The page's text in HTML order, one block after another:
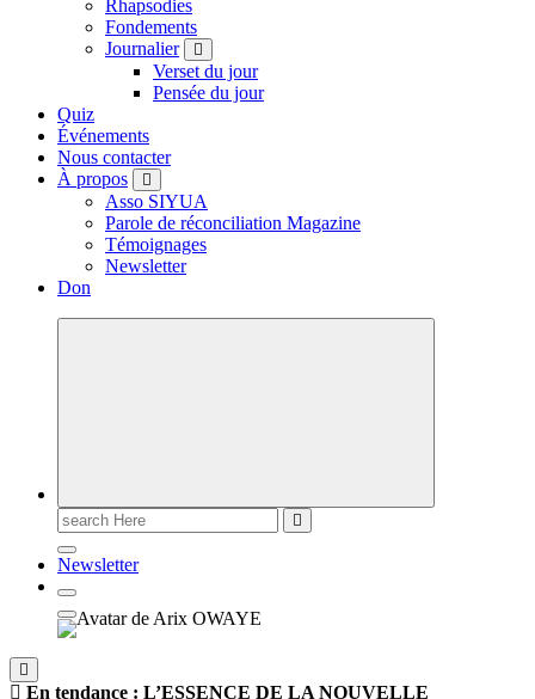
Rhapsodies
Fondements
Journalier
Verset du jour
Pensée du jour
Quiz
Événements
Nous contacter
À propos
Asso SIYUA
Parole de réconciliation Magazine
Témoignages
Newsletter
Don
Newsletter
En tendance : L’ESSENCE DE LA NOUVELLE